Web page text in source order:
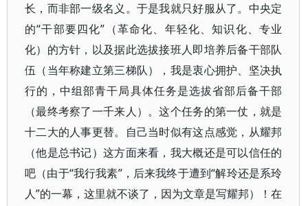
长，而非部一级名义。于是我就只好服从了。中央定
的“干部要四化”（革命化、年轻化、知识化、专业
化）的方针，以及据此选拔接班人即培养后备干部队
伍（当年称建立第三梯队），我是衷心拥护、坚决执
行的，中组部青干局具体任务是选拔省部后备干部
（最终考察了一千来人）。这个任务的第一仗，就是
十二大的人事更替。自己当时似有这点感觉，从耀邦
（他是总书记）这方面来看，我大概还是可以信任的
吧（由于“我行我素”，后来我终于遭到“解玲还是系玲
人”的一幕，这里就不谈了，因为文章是写耀邦）！在